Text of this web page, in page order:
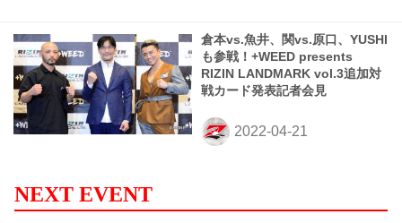
倉本vs.魚井、関vs.原口、YUSHI
も参戦！+WEED presents
RIZIN LANDMARK vol.3追加対
戦カード発表記者会見
NEXT EVENT